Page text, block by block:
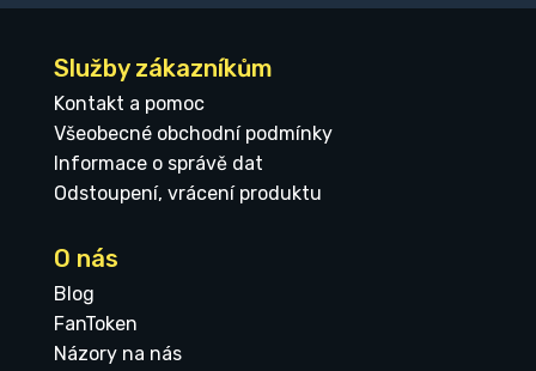
Služby zákazníkům
Kontakt a pomoc
Všeobecné obchodní podmínky
Informace o správě dat
Odstoupení, vrácení produktu
O nás
Blog
FanToken
Názory na nás